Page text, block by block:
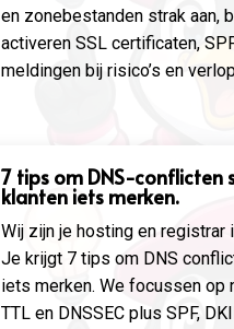
en zonebestanden strak aan,
activeren SSL certificaten,
meldingen bij risico’s en
7 tips om DNS-conflicten
klanten iets merken.
Wij zijn je hosting en registrar
Je krijgt 7 tips om DNS
iets merken. We focussen op
TTL en DNSSEC plus SPF,